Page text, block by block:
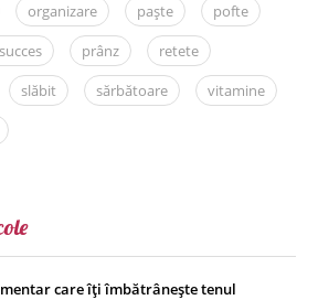
organizare paște
pofte
prânz
retete
slăbit sărbătoare
vitamine
care îți îmbătrânește tenul